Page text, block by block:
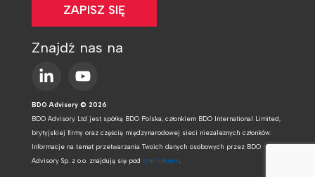
ZAPISZ SIĘ
Znajdź nas na
BDO Advisory © 2026
BDO Advisory Ltd jest spółką BDO Polska, członkiem BDO International Limited,
brytyjskiej firmy oraz częścią międzynarodowej sieci niezależnych członków.
Informacje na temat przetwarzania Twoich danych osobowych przez BDO
Advisory Sp. z o.o. znajdują się pod tym linkiem